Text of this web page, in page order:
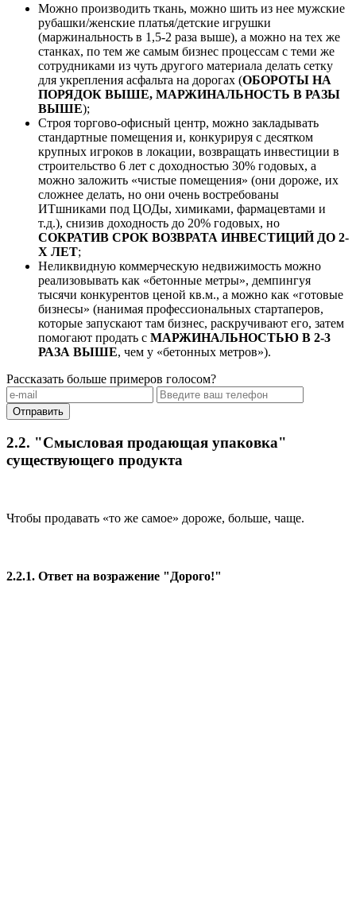
Можно производить ткань, можно шить из нее мужские
рубашки/женские платья/детские игрушки
(маржинальность в 1,5-2 раза выше), а можно на тех же
станках, по тем же самым бизнес процессам с теми же
сотрудниками из чуть другого материала делать сетку
для укрепления асфальта на дорогах (ОБОРОТЫ НА
ПОРЯДОК ВЫШЕ, МАРЖИНАЛЬНОСТЬ В РАЗЫ
ВЫШЕ);
Строя торгово-офисный центр, можно закладывать
стандартные помещения и, конкурируя с десятком
крупных игроков в локации, возвращать инвестиции в
строительство 6 лет с доходностью 30% годовых, а
можно заложить «чистые помещения» (они дороже, их
сложнее делать, но они очень востребованы
ИТшниками под ЦОДы, химиками, фармацевтами и
т.д.), снизив доходность до 20% годовых, но
СОКРАТИВ СРОК ВОЗВРАТА ИНВЕСТИЦИЙ ДО 2-
Х ЛЕТ;
Неликвидную коммерческую недвижимость можно
реализовывать как «бетонные метры», демпингуя
тысячи конкурентов ценой кв.м., а можно как «готовые
бизнесы» (нанимая профессиональных стартаперов,
которые запускают там бизнес, раскручивают его, затем
помогают продать с МАРЖИНАЛЬНОСТЬЮ В 2-3
РАЗА ВЫШЕ, чем у «бетонных метров»).
Рассказать больше примеров голосом?
Отправить
2.2. "Смысловая продающая упаковка"
существующего продукта
Чтобы продавать «то же самое» дороже, больше, чаще.
2.2.1. Ответ на возражение "Дорого!"